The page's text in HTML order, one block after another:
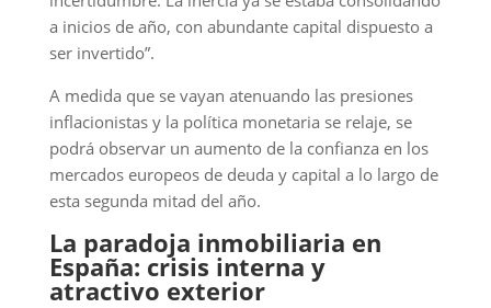
a inicios de año, con abundante capital dispuesto a
ser invertido”.
A medida que se vayan atenuando las presiones
inflacionistas y la política monetaria se relaje, se
podrá observar un aumento de la confianza en los
mercados europeos de deuda y capital a lo largo de
esta segunda mitad del año.
La paradoja inmobiliaria en
España: crisis interna y
atractivo exterior